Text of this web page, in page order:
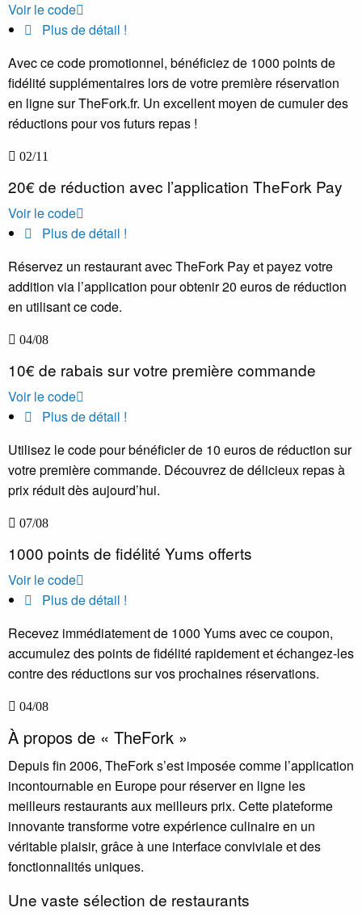
Voir le code
Plus de détail !
Avec ce code promotionnel, bénéficiez de 1000 points de
fidélité supplémentaires lors de votre première réservation
en ligne sur TheFork.fr. Un excellent moyen de cumuler des
réductions pour vos futurs repas !
02/11
20€ de réduction avec l’application TheFork Pay
Voir le code
Plus de détail !
Réservez un restaurant avec TheFork Pay et payez votre
addition via l’application pour obtenir 20 euros de réduction
en utilisant ce code.
04/08
10€ de rabais sur votre première commande
Voir le code
Plus de détail !
Utilisez le code pour bénéficier de 10 euros de réduction sur
votre première commande. Découvrez de délicieux repas à
prix réduit dès aujourd’hui.
07/08
1000 points de fidélité Yums offerts
Voir le code
Plus de détail !
Recevez immédiatement de 1000 Yums avec ce coupon,
accumulez des points de fidélité rapidement et échangez-les
contre des réductions sur vos prochaines réservations.
04/08
À propos de « TheFork »
Depuis fin 2006, TheFork s’est imposée comme l’application
incontournable en Europe pour réserver en ligne les
meilleurs restaurants aux meilleurs prix. Cette plateforme
innovante transforme votre expérience culinaire en un
véritable plaisir, grâce à une interface conviviale et des
fonctionnalités uniques.
Une vaste sélection de restaurants